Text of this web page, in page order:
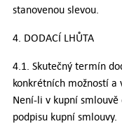
stanovenou slevou.
4. DODACÍ LHŮTA
4.1. Skutečný termín
konkrétních možností
Není-li v kupní
podpisu kupní smlouvy.